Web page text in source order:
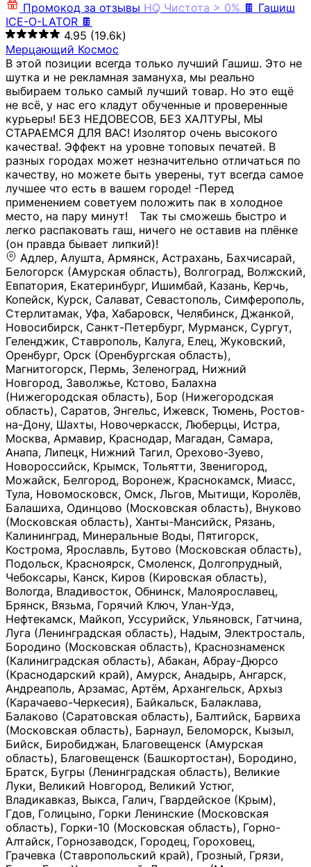
Промокод за отзывы HQ Чистота > 0% 🍫 Гашиш
ICE-O-LATOR 🍫
4.95 (19.6k)
Мерцающий Космос
В этой позиции всегда только лучший Гашиш. Это не
шутка и не рекламная замануха, мы реально
выбираем только самый лучший товар. Но это ещё
не всё, у нас его кладут обученные и проверенные
курьеры! БЕЗ НЕДОВЕСОВ, БЕЗ ХАЛТУРЫ, МЫ
СТАРАЕМСЯ ДЛЯ ВАС! Изолятор очень высокого
качества!. Эффект на уровне топовых печатей. В
разных городах может незначительно отличаться по
качеству, но можете быть уверены, тут всегда самое
лучшее что есть в вашем городе! -Перед
применением советуем положить пак в холодное
место, на пару минут!⠀ Так ты сможешь быстро и
легко распаковать гаш, ничего не оставив на плёнке
(он правда бывает липкий)!
Адлер, Алушта, Армянск, Астрахань, Бахчисарай,
Белогорск (Амурская область), Волгоград, Волжский,
Евпатория, Екатеринбург, Ишимбай, Казань, Керчь,
Копейск, Курск, Салават, Севастополь, Симферополь,
Стерлитамак, Уфа, Хабаровск, Челябинск, Джанкой,
Новосибирск, Санкт-Петербург, Мурманск, Сургут,
Геленджик, Ставрополь, Калуга, Елец, Жуковский,
Оренбург, Орск (Оренбургская область),
Магнитогорск, Пермь, Зеленоград, Нижний
Новгород, Заволжье, Кстово, Балахна
(Нижегородская область), Бор (Нижегородская
область), Саратов, Энгельс, Ижевск, Тюмень, Ростов-
на-Дону, Шахты, Новочеркасск, Люберцы, Истра,
Москва, Армавир, Краснодар, Магадан, Самара,
Анапа, Липецк, Нижний Тагил, Орехово-Зуево,
Новороссийск, Крымск, Тольятти, Звенигород,
Можайск, Белгород, Воронеж, Краснокамск, Миасс,
Тула, Новомосковск, Омск, Льгов, Мытищи, Королёв,
Балашиха, Одинцово (Московская область), Внуково
(Московская область), Ханты-Мансийск, Рязань,
Калининград, Минеральные Воды, Пятигорск,
Кострома, Ярославль, Бутово (Московская область),
Подольск, Красноярск, Смоленск, Долгопрудный,
Чебоксары, Канск, Киров (Кировская область),
Вологда, Владивосток, Обнинск, Малоярославец,
Брянск, Вязьма, Горячий Ключ, Улан-Удэ,
Нефтекамск, Майкоп, Уссурийск, Ульяновск, Гатчина,
Луга (Ленинградская область), Надым, Электросталь,
Бородино (Московская область), Краснознаменск
(Калиниградская область), Абакан, Абрау-Дюрсо
(Краснодарский край), Амурск, Анадырь, Ангарск,
Андреаполь, Арзамас, Артём, Архангельск, Архыз
(Карачаево-Черкесия), Байкальск, Балаклава,
Балаково (Саратовская область), Балтийск, Барвиха
(Московская область), Барнаул, Беломорск, Кызыл,
Бийск, Биробиджан, Благовещенск (Амурская
область), Благовещенск (Башкортостан), Бородино,
Братск, Бугры (Ленинградская область), Великие
Луки, Великий Новгород, Великий Устюг,
Владикавказ, Выкса, Галич, Гвардейское (Крым),
Гдов, Голицыно, Горки Ленинские (Московская
область), Горки-10 (Московская область), Горно-
Алтайск, Горнозаводск, Городец, Гороховец,
Грачевка (Ставропольский край), Грозный, Грязи,